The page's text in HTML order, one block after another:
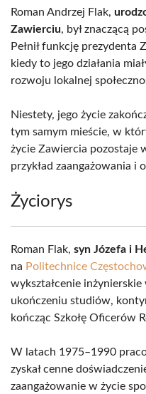
Roman Andrzej Flak,
Zawierciu, był znaczącą
Pełnił funkcję prezydenta
kiedy to jego działania
rozwoju lokalnej
Niestety, jego życie
tym samym mieście, w
życie Zawiercia pozostaje
przykład zaangażowania i
Życiorys
Roman Flak, syn Józefa i
na Politechnice
wykształcenie
ukończeniu studiów,
kończąc Szkołę Oficerów
W latach 1975–1990
zyskał cenne
zaangażowanie w życie